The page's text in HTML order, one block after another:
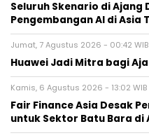
Seluruh Skenario di Ajang
Pengembangan AI di Asia
Jumat, 7 Agustus 2026 - 00:42 WIB
Huawei Jadi Mitra bagi
Kamis, 6 Agustus 2026 - 13:02 WIB
Fair Finance Asia Desak
untuk Sektor Batu Bara di